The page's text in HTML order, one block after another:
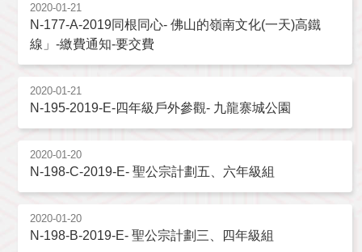
2020-01-21
N-177-A-2019同根同心- 佛山的嶺南文化(一天)高鐵
線」-繳費通知-要交費
2020-01-21
N-195-2019-E-四年級戶外參觀- 九龍寨城公園
2020-01-20
N-198-C-2019-E- 聖公宗計劃五、六年級組
2020-01-20
N-198-B-2019-E- 聖公宗計劃三、四年級組